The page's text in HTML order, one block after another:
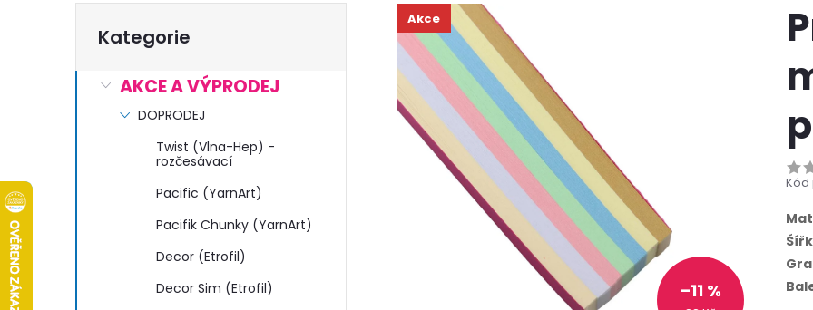
o
kategorie
Kategorie
AKCE A VÝPRODEJ
DOPRODEJ
Twist (Vlna-Hep) -
rozčesávací
Pacific (YarnArt)
Pacifik Chunky (YarnArt)
Decor (Etrofil)
Decor Sim (Etrofil)
Akce
–11 %
Kód